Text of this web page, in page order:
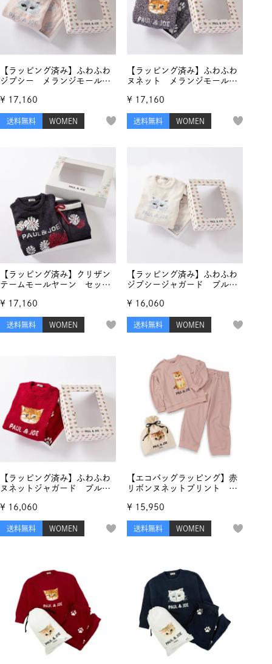
【ラッピング済み】ふわふわ
ジプシー メランジモールヤ
プ
¥ 17,160
送料無料 WOMEN
【ラッピング済み】ふわふわ
ヌネット メランジモールヤ
プ
¥ 17,160
送料無料 WOMEN
【ラッピング済み】クリザン
テームモールヤーン セット
¥ 17,160
送料無料 WOMEN
【ラッピング済み】ふわふわ
ジプシージャガード プルオ
ガード ロングパンツ セッ
トアップ
¥ 16,060
送料無料 WOMEN
【ラッピング済み】ふわふわ
ヌネットジャガード プルオ
ガード ロングパンツ セッ
トアップ
¥ 16,060
送料無料 WOMEN
【エコバッグラッピング】赤
リボンヌネットプリント ス
¥ 15,950
送料無料 WOMEN